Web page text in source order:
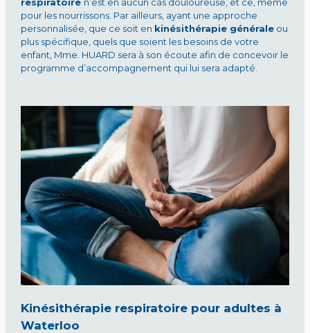
pour les nourrissons. Par ailleurs, ayant une approche
personnalisée, que ce soit en kinésithérapie généraleou
plus spécifique, quels que soient les besoins de votre
enfant, Mme. HUARD sera à son écoute afin de concevoir le
programme d’accompagnement qui lui sera adapté.
Kinésithérapie respiratoire pour adultes à
Waterloo